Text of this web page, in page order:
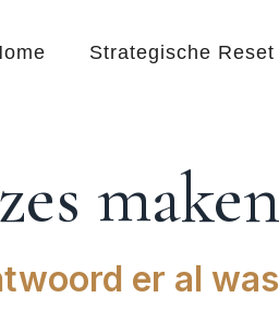
Strategische Reset
maken
er al